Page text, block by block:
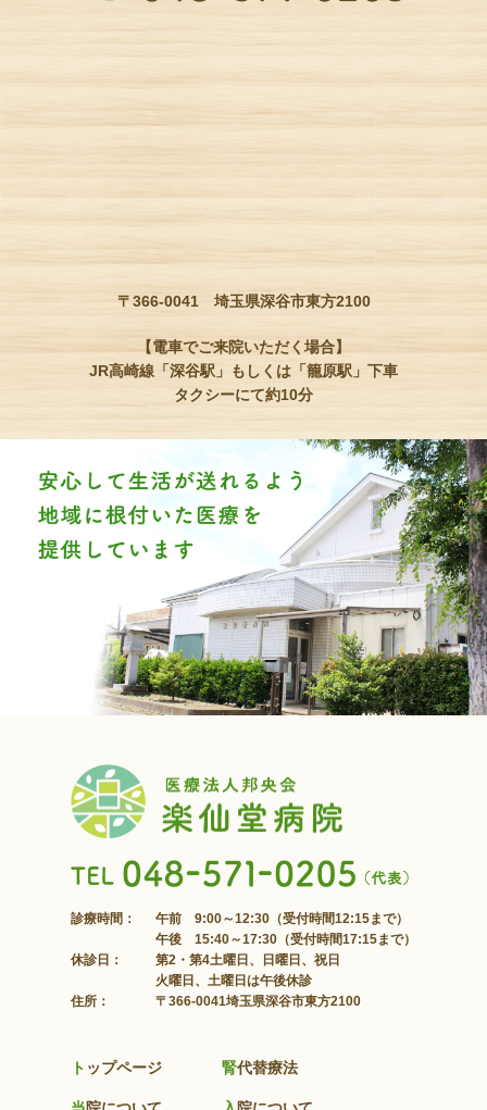
〒366-0041 埼玉県深谷市東方2100
【電車でご来院いただく場合】
JR高崎線「深谷駅」もしくは「籠原駅」下車
タクシーにて約10分
診療時間：
午前 9:00～12:30（受付時間12:15まで）
午後 15:40～17:30（受付時間17:15まで）
休診日：
第2・第4土曜日、日曜日、祝日
火曜日、土曜日は午後休診
住所：
〒366-0041埼玉県深谷市東方2100
トップページ 腎代替療法